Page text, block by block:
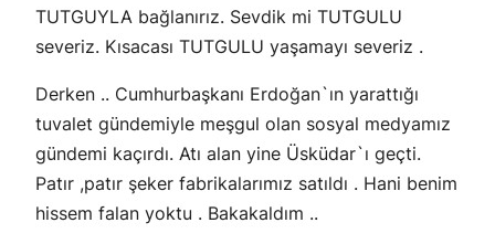
TUTGUYLA bağlanırız. Sevdik mi TUTGULU
severiz. Kısacası TUTGULU yaşamayı severiz .
Derken .. Cumhurbaşkanı Erdoğan`ın yarattığı
tuvalet gündemiyle meşgul olan sosyal medyamız
gündemi kaçırdı. Atı alan yine Üsküdar`ı geçti.
Patır ,patır şeker fabrikalarımız satıldı . Hani benim
hissem falan yoktu . Bakakaldım ..